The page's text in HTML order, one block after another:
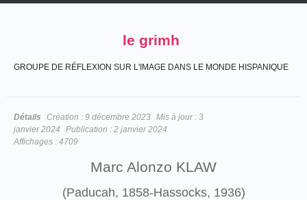
le grimh
GROUPE DE RÉFLEXION SUR L'IMAGE DANS LE MONDE HISPANIQUE
Détails Création : 9 décembre 2023 Mis à jour : 3
janvier 2024
Publication : 2 janvier 2024
Affichages : 4709
Marc Alonzo KLAW
(Paducah, 1858-Hassocks, 1936)